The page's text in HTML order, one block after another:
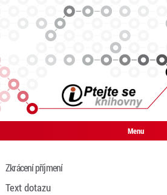
Menu
Zkrácení příjmení
Text dotazu